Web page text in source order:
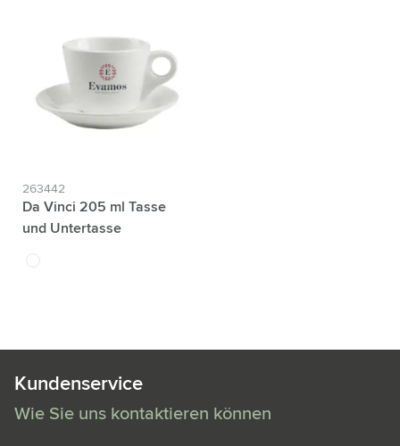
263442
Da Vinci 205 ml Tasse
und Untertasse
blanc
Kundenservice
Wie Sie uns kontaktieren können